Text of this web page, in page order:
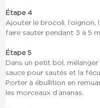
Étape 4
Ajouter le brocoli, l’oignon,
faire sauter pendant 3 à 5
Étape 5
Dans un petit bol, mélanger
sauce pour sautés et la
Porter à ébullition en
les morceaux d’ananas.